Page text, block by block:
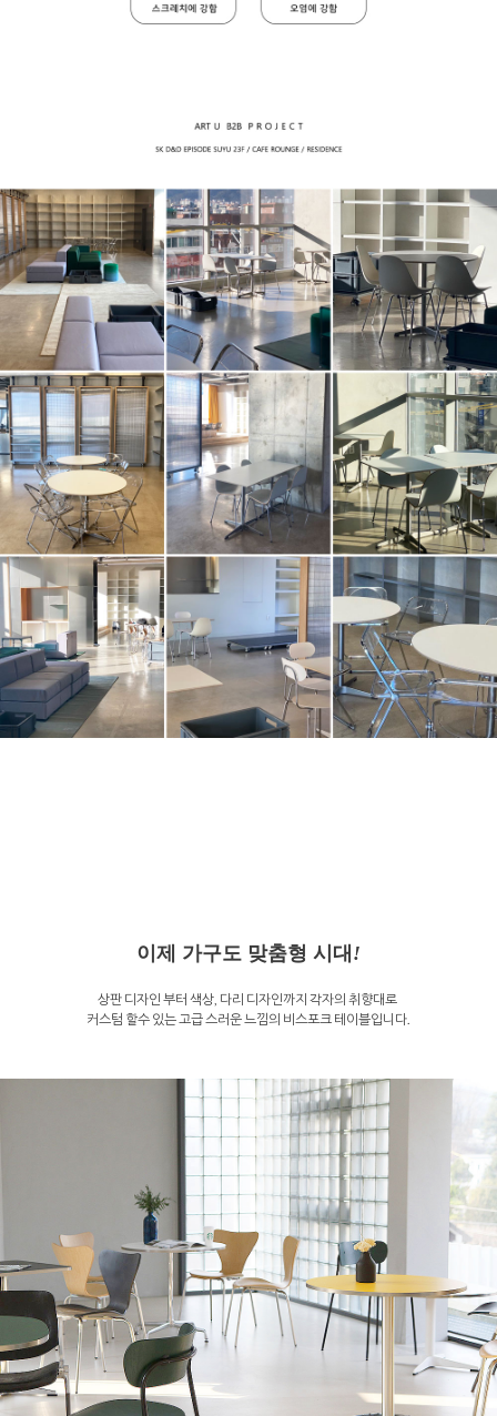
이제 가구도 맞춤형 시대 !
상판 디자인 부터 색상, 다리 디자인까지 각자의 취향대로
커스텀 할수 있는 고급 스러운 느낌의 비스포크 테이블입니다.